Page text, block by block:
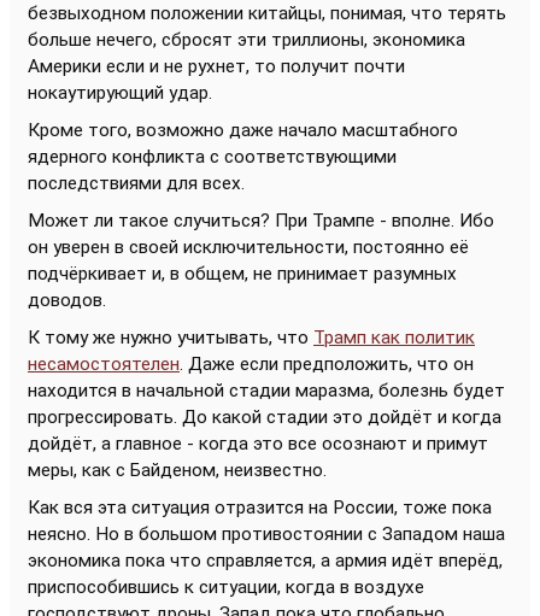
безвыходном положении китайцы, понимая, что терять
больше нечего, сбросят эти триллионы, экономика
Америки если и не рухнет, то получит почти
нокаутирующий удар.
Кроме того, возможно даже начало масштабного
ядерного конфликта с соответствующими
последствиями для всех.
Может ли такое случиться? При Трампе - вполне. Ибо
он уверен в своей исключительности, постоянно её
подчёркивает и, в общем, не принимает разумных
доводов.
К тому же нужно учитывать, что Трамп как политик
несамостоятелен. Даже если предположить, что он
находится в начальной стадии маразма, болезнь будет
прогрессировать. До какой стадии это дойдёт и когда
дойдёт, а главное - когда это все осознают и примут
меры, как с Байденом, неизвестно.
Как вся эта ситуация отразится на России, тоже пока
неясно. Но в большом противостоянии с Западом наша
экономика пока что справляется, а армия идёт вперёд,
приспособившись к ситуации, когда в воздухе